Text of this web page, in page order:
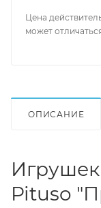
Цена
может
ОПИСАНИЕ
Pituso